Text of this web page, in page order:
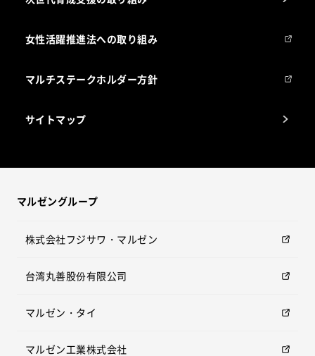
女性活躍推進法への取り組み
マルチステークホルダー方針
サイトマップ
マルゼングループ
株式会社フジサワ・マルゼン
台湾丸善股份有限公司
マルゼン・タイ
マルゼン工業株式会社